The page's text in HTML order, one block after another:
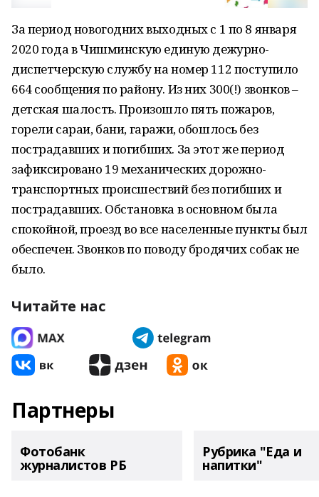
За период новогодних выходных с 1 по 8 января
2020 года в Чишминскую единую дежурно­
диспетчерскую службу на номер 112 поступило
664 сообщения по району. Из них 300(!) звонков –
детская шалость. Произошло пять пожаров,
горели сараи, бани, гаражи, обошлось без
пострадавших и погибших. За этот же период
зафиксировано 19 механических дорожно­
транспортных происшествий без погибших и
пострадавших. Обстановка в основном была
спокойной, проезд во все населенные пункты был
обеспечен. Звонков по поводу бродячих собак не
было.
Читайте нас
Партнеры
Фотобанк
журналистов РБ
Рубрика "Еда и
напитки"